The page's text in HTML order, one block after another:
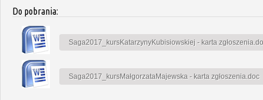
Do pobrania:
Saga2017_kursKatarzynyKubisiowskiej - karta
Saga2017_kursMałgorzataMajewska - karta zgłoszenia.doc